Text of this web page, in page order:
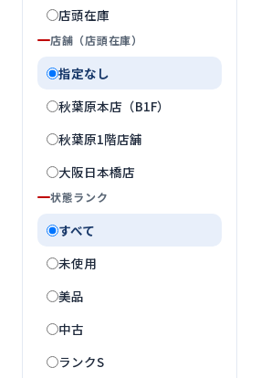
店頭在庫
店舗（店頭在庫）
指定なし
秋葉原本店（B1F）
秋葉原1階店舗
大阪日本橋店
状態ランク
すべて
未使用
美品
中古
ランクS